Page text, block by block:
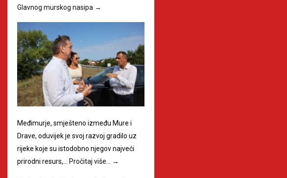
Glavnog murskog nasipa →
Međimurje, smješteno između Mure i
Drave, oduvijek je svoj razvoj gradilo uz
rijeke koje su istodobno njegov najveći
prirodni resurs,… Pročitaj više… →